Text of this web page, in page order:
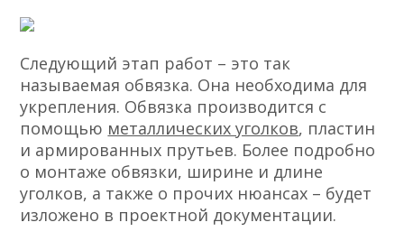
Следующий этап работ – это так
называемая обвязка. Она необходима для
укрепления. Обвязка производится с
помощью металлических уголков, пластин
и армированных прутьев. Более подробно
о монтаже обвязки, ширине и длине
уголков, а также о прочих нюансах – будет
изложено в проектной документации.